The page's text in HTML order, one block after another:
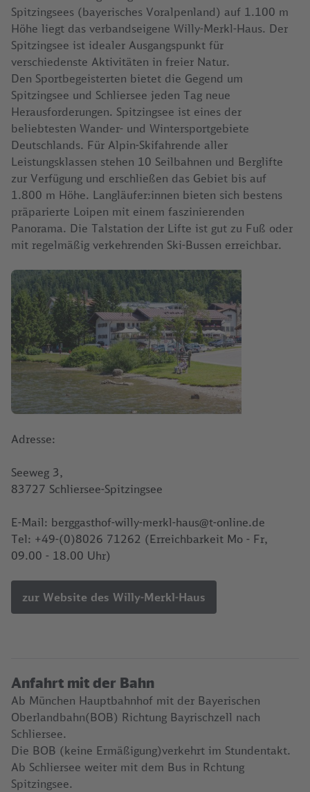
Spitzingsees (bayerisches Voralpenland) auf 1.100 m
Höhe liegt das verbandseigene Willy-Merkl-Haus. Der
Spitzingsee ist idealer Ausgangspunkt für
verschiedenste Aktivitäten in freier Natur.
Den Sportbegeisterten bietet die Gegend um
Spitzingsee und Schliersee jeden Tag neue
Herausforderungen. Spitzingsee ist eines der
beliebtesten Wander- und Wintersportgebiete
Deutschlands. Für Alpin-Skifahrende aller
Leistungsklassen stehen 10 Seilbahnen und Berglifte
zur Verfügung und erschließen das Gebiet bis auf
1.800 m Höhe. Langläufer:innen bieten sich bestens
präparierte Loipen mit einem faszinierenden
Panorama. Die Talstation der Lifte ist gut zu Fuß oder
mit regelmäßig verkehrenden Ski-Bussen erreichbar.
Adresse:
Seeweg 3,
83727 Schliersee-Spitzingsee
E-Mail: berggasthof-willy-merkl-haus@t-online.de
Tel: +49-(0)8026 71262 (Erreichbarkeit Mo - Fr,
09.00 - 18.00 Uhr)
zur Website des Willy-Merkl-Haus
Anfahrt mit der Bahn
Ab München Hauptbahnhof mit der Bayerischen
Oberlandbahn(BOB) Richtung Bayrischzell nach
Schliersee.
Die BOB (keine Ermäßigung)verkehrt im Stundentakt.
Ab Schliersee weiter mit dem Bus in Rchtung
Spitzingsee.